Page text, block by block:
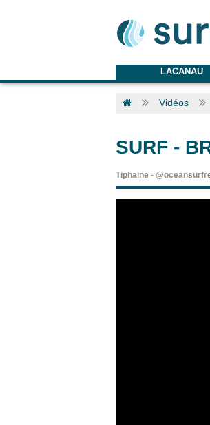
LACANAU
Vidéos
SURF -
Tiphaine -